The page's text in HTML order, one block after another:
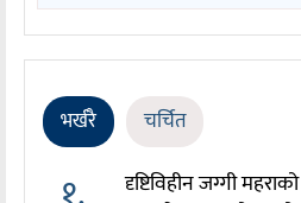
भर्खरै चर्चित
दृष्टिविहीन जग्गी